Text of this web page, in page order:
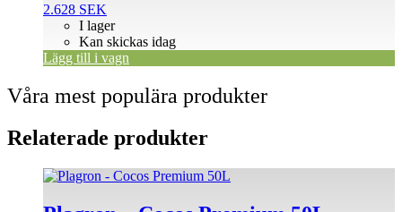
2.628 SEK
I lager
Kan skickas idag
Lägg till i vagn
Våra mest populära produkter
Relaterade produkter